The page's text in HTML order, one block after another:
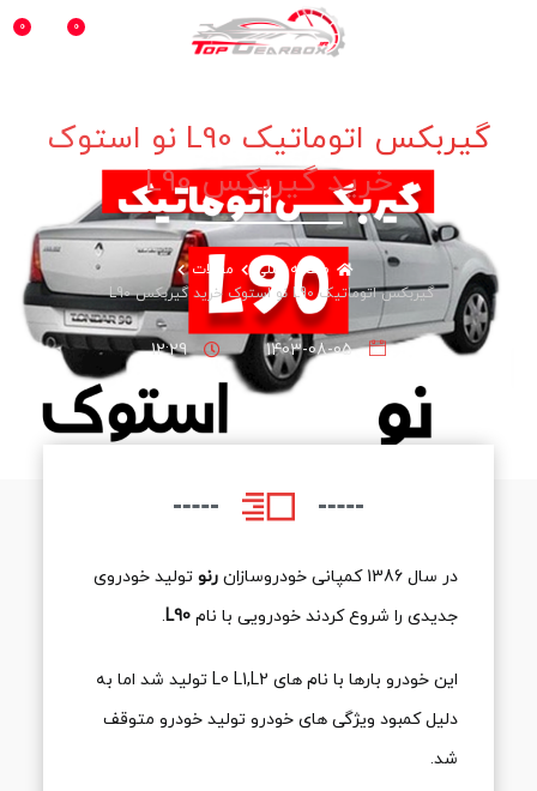
0
0
گیربکس اتوماتیک L90 نو استوک
خرید گیربکس L90
صفحه اصلی
مقالات
گیربکس اتوماتیک L90 نو استوک خرید گیربکس L90
1403-08-05
12:29
در سال 1386 کمپانی خودروسازان رنوتولید خودروی
جدیدی را شروع کردند خودرویی با نام L90
.
این خودرو بارها با نام های L0 L1,L2 تولید شد اما به
دلیل کمبود ویژگی های خودرو تولید خودرو متوقف
شد.